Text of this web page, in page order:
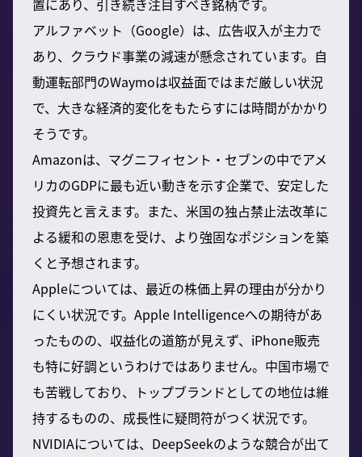
アルファベット（Google）は、広告収入が主力で
あり、クラウド事業の減速が懸念されています。自
動運転部門のWaymoは収益面ではまだ厳しい状況
で、大きな経済的変化をもたらすには時間がかかり
そうです。
Amazonは、マグニフィセント・セブンの中でアメ
リカのGDPに最も近い動きを示す企業で、安定した
投資先と言えます。また、米国の独占禁止法改革に
よる緩和の恩恵を受け、より強固なポジションを築
くと予想されます。
Appleについては、最近の株価上昇の理由が分かり
にくい状況です。Apple Intelligenceへの期待があ
ったものの、収益化の道筋が見えず、iPhone販売
も特に好調というわけではありません。中国市場で
も苦戦しており、トップブランドとしての地位は維
持するものの、成長性に疑問符がつく状況です。
NVIDIAについては、DeepSeekのような競合が出て